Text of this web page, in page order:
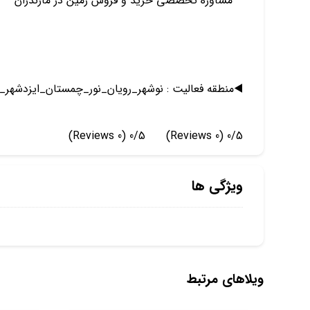
◀️منطقه فعالیت :
0/5
(0 Reviews)
0/5
(0 Reviews)
ویژگی ها
ویلاهای مرتبط